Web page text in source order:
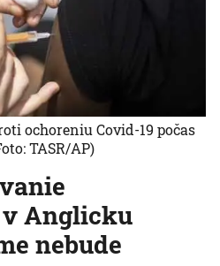
Anglicku
nebude
ochoreniu Covid-19 počas
TASR/AP)